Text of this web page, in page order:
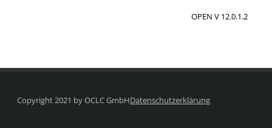
OPEN V 12.0.1.2
Copyright 2021 by OCLC GmbHDatenschutzerklärung